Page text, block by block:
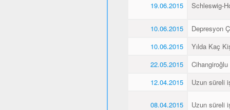
19.06.2015 Schleswig-
10.06.2015
Depresyon
10.06.2015
Yılda Kaç
22.05.2015
12.04.2015
Uzun süreli
08.04.2015 Uzun süreli